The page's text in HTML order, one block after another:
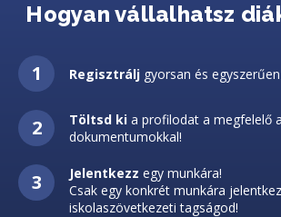
Hogyan vállalhatsz
Regisztrálj gyorsan és
Töltsd ki a profilodat a megfelelő
dokumentumokkal!
Jelentkezz egy munkára!
Csak egy konkrét munkára
iskolaszövetkezeti tagságod!